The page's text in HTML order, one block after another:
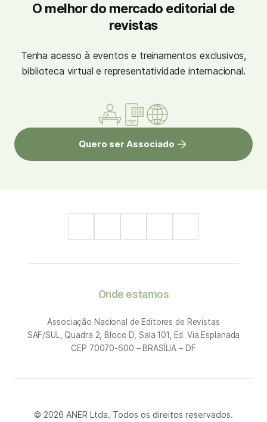
O melhor do mercado editorial de
revistas
Tenha acesso à eventos e treinamentos exclusivos,
biblioteca virtual e representatividade internacional.
Quero ser Associado
Onde estamos
Associação Nacional de Editores de Revistas
SAF/SUL, Quadra 2, Bloco D, Sala 101, Ed. Via Esplanada
CEP 70070-600 – BRASÍLIA – DF
© 2026 ANER Ltda. Todos os direitos reservados.